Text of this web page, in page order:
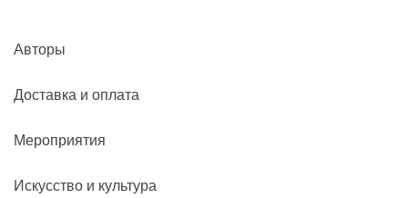
Авторы
Доставка и оплата
Мероприятия
Искусство и культура